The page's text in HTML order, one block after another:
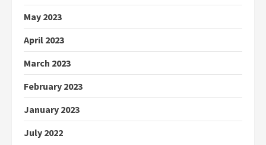
May 2023
April 2023
March 2023
February 2023
January 2023
July 2022